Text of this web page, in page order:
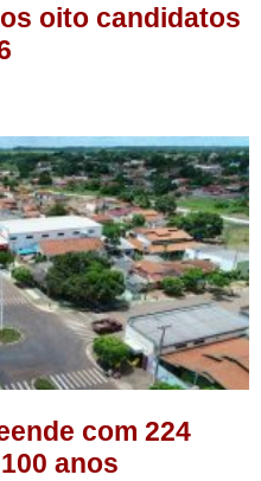
oito candidatos
com 224
anos